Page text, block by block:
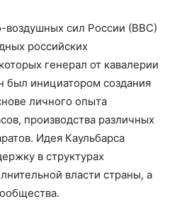
воздушных сил России (ВВС)
российских
генерал от кавалерии
был инициатором создания
личного опыта
производства различных
Идея Каульбарса
в структурах
власти страны, а